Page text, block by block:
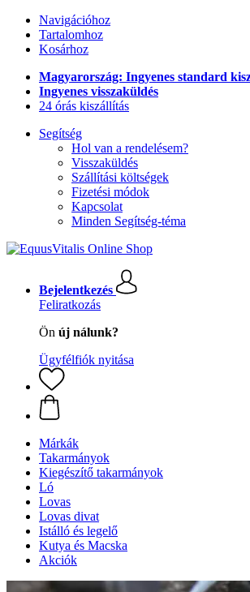
Navigációhoz
Tartalomhoz
Kosárhoz
Magyarország: Ingyenes standard
Ingyenes visszaküldés
24 órás kiszállítás
Segítség
Hol van a rendelésem?
Visszaküldés
Szállítási költségek
Fizetési módok
Kapcsolat
Minden Segítség-téma
Bejelentkezés
Feliratkozás
Ön új nálunk?
Ügyfélfiók nyitása
Márkák
Takarmányok
Kiegészítő takarmányok
Ló
Lovas
Lovas divat
Istálló és legelő
Kutya és Macska
Akciók